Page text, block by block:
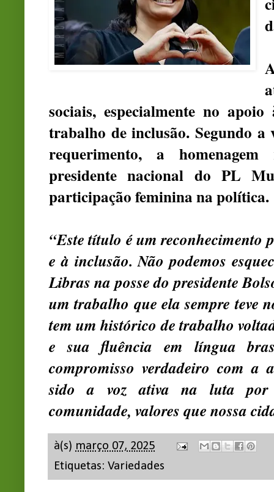
sociais, especialmente no
trabalho de inclusão. Segundo
requerimento, a
presidente nacional do PL
participação feminina na política.
“Este título é um reconhecimento
e à inclusão. Não podemos
Libras na posse do presidente
um trabalho que ela sempre teve
tem um histórico de trabalho
e sua fluência em língua
compromisso verdadeiro com a
sido a voz ativa na luta por
comunidade, valores que nossa
à(s) março 07, 2025
Etiquetas: Variedades